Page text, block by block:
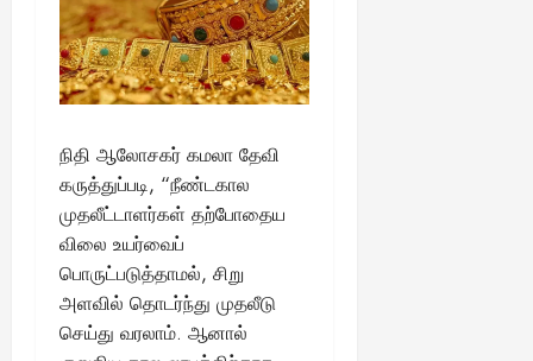
நிதி ஆலோசகர் கமலா தேவி
கருத்துப்படி, “நீண்டகால
முதலீட்டாளர்கள் தற்போதைய
விலை உயர்வைப்
பொருட்படுத்தாமல், சிறு
அளவில் தொடர்ந்து முதலீடு
செய்து வரலாம். ஆனால்